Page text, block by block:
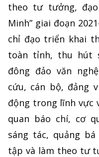
theo tư tưởng,
Minh” giai đoạn
chỉ đạo triển khai
toàn tỉnh, thu hút
đông đảo văn
cứu, cán bộ, đảng
động trong lĩnh vực
quan báo chí, cơ
sáng tác, quảng
tập và làm theo tư